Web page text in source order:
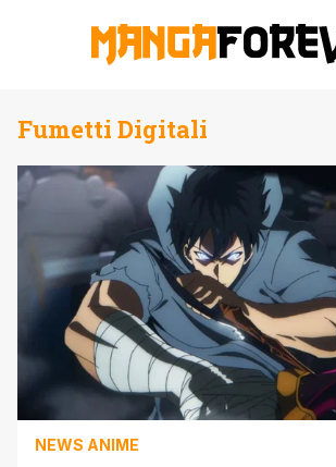
Fumetti Digitali
NEWS ANIME